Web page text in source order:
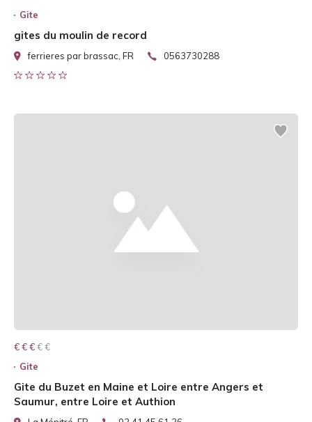
Gite
gites du moulin de record
ferrieres par brassac, FR 0563730288
€ € € € €
€ € €
Gite
Gite du Buzet en Maine et Loire entre Angers et
Saumur, entre Loire et Authion